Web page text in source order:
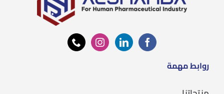
روابط مهمة